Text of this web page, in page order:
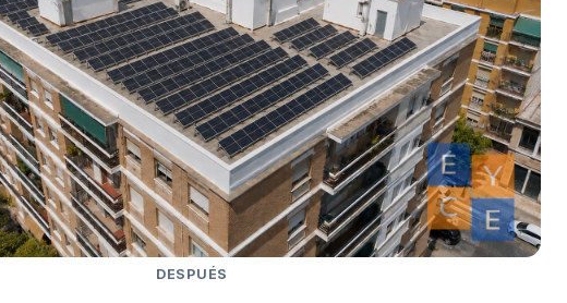
DESPUÉS